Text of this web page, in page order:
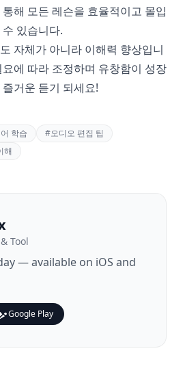
해 모든 레슨을 효율적이고 몰입
있습니다.
자체가 아니라 이해력 향상입니
에 따라 조정하며 유창함이 성장
거운 듣기 되세요!
학습 #오디오 편집 팁
해
Tool
— available on iOS and
Google Play